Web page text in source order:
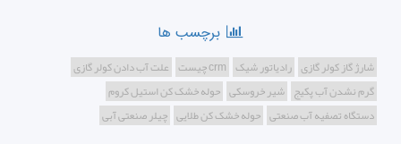
برچسب ها
شارژ گاز کولر گازی رادیاتور شیک crm چیست
علت آب دادن کولر گازی
گرم نشدن آب پکیج شیر خروسکی حوله خشک کن استیل کروم
دستگاه تصفیه آب صنعتی حوله خشک کن طلایی چیلر صنعتی آبی